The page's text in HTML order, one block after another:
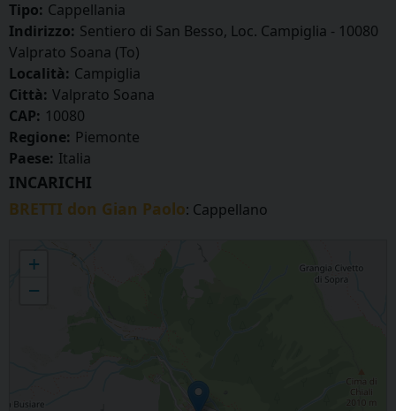
Tipo: Cappellania
Indirizzo: Sentiero di San Besso, Loc. Campiglia - 10080
Valprato Soana (To)
Località: Campiglia
Città: Valprato Soana
CAP: 10080
Regione: Piemonte
Paese: Italia
INCARICHI
BRETTI don Gian Paolo: Cappellano
+
−